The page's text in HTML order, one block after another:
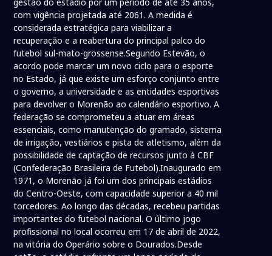
com vigência projetada até 2061. A medida é
considerada estratégica para viabilizar a
recuperação e a reabertura do principal palco do
futebol sul-mato-grossense.Segundo Estevão, o
acordo pode marcar um novo ciclo para o esporte
no Estado, já que existe um esforço conjunto entre
o governo, a universidade e as entidades esportivas
para devolver o Morenão ao calendário esportivo. A
federação se comprometeu a atuar em áreas
essenciais, como manutenção do gramado, sistema
de irrigação, vestiários e pista de atletismo, além da
possibilidade de captação de recursos junto à CBF
(Confederação Brasileira de Futebol).Inaugurado em
1971, o Morenão já foi um dos principais estádios
do Centro-Oeste, com capacidade superior a 40 mil
torcedores. Ao longo das décadas, recebeu partidas
importantes do futebol nacional. O último jogo
profissional no local ocorreu em 17 de abril de 2022,
na vitória do Operário sobre o Dourados.Desde